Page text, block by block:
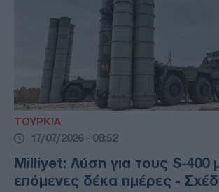
ΤΟΥΡΚΙΑ
17/07/2026 - 08:52
Milliyet: Λύση για τους S-400
επόμενες δέκα ημέρες -